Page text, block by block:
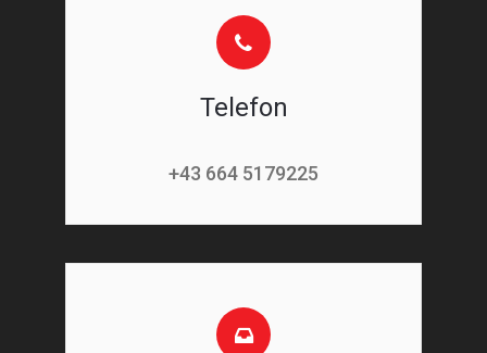
Telefon
+43 664 5179225